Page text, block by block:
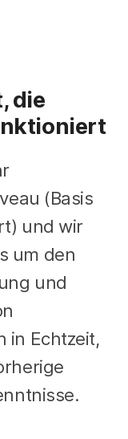
die
(Basis
und wir
um den
und
in Echtzeit,